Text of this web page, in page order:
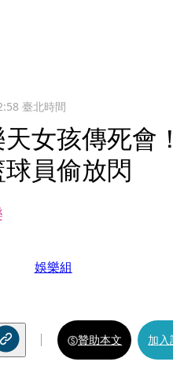
臺北時間
天女孩傳死
員偷放閃
娛樂組
贊助本文 加入